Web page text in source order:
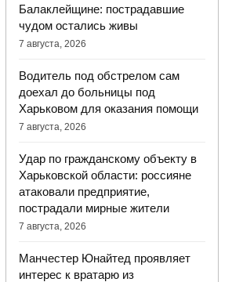
Балаклейщине: пострадавшие
чудом остались живы
7 августа, 2026
Водитель под обстрелом сам
доехал до больницы под
Харьковом для оказания помощи
7 августа, 2026
Удар по гражданскому объекту в
Харьковской области: россияне
атаковали предприятие,
пострадали мирные жители
7 августа, 2026
Манчестер Юнайтед проявляет
интерес к вратарю из